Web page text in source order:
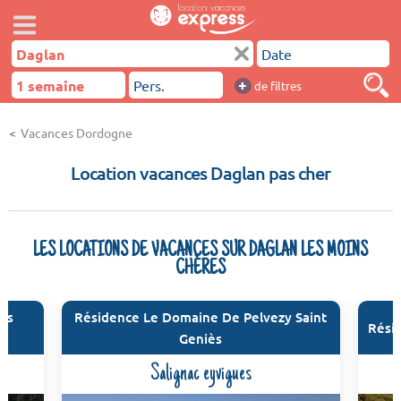
+ de filtres
Vacances Dordogne
Location vacances Daglan pas cher
LES LOCATIONS DE VACANCES SUR DAGLAN LES MOINS
CHÈRES
Résidence Le Domaine De Pelvezy Saint
Geniès
Salignac eyvigues